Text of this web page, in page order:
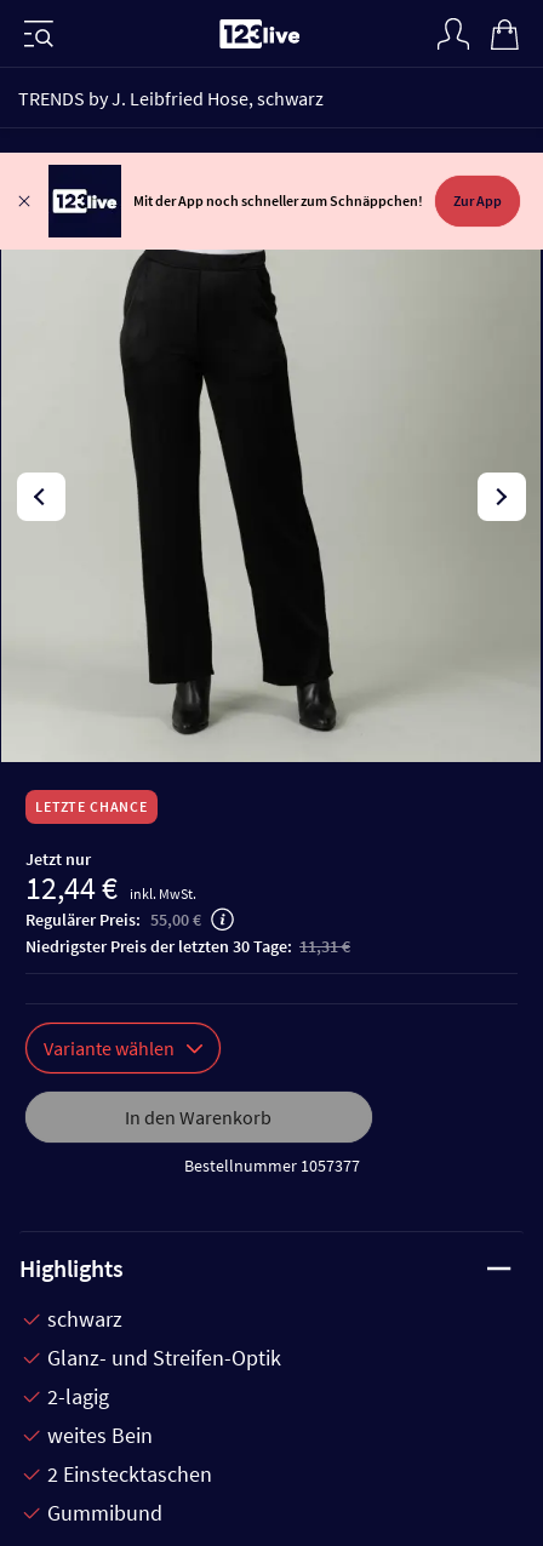
TRENDS by J. Leibfried Hose, schwarz
Mit der App noch schneller zum Schnäppchen! Zur App
LETZTE CHANCE
Jetzt nur
12,44 € inkl. MwSt.
Regulärer Preis: 55,00 €
niedrigster Preis der letzten 30 Tage: 11,31 €
Variante wählen
In den Warenkorb
Bestellnummer 1057377
Highlights
schwarz
Glanz- und Streifen-Optik
2-lagig
weites Bein
2 Einstecktaschen
Gummibund